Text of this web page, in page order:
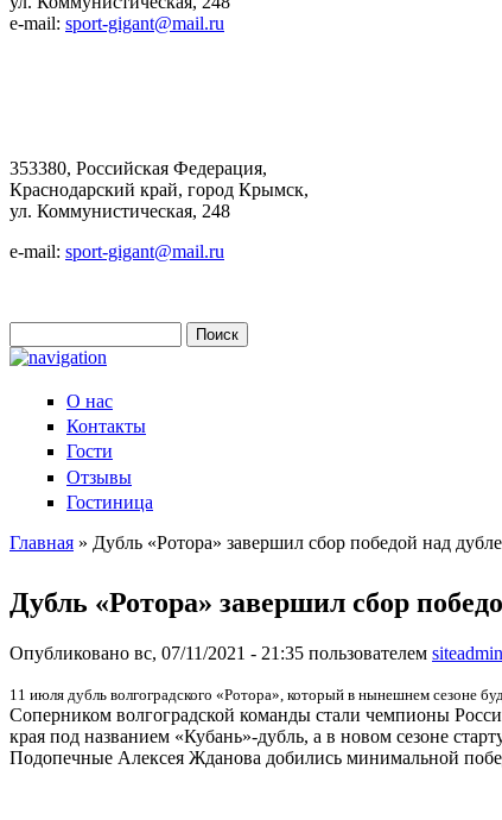
e-mail: sport-gigant@mail.ru
353380, Российская Федерация,
Краснодарский край, город Крымск,
ул. Коммунистическая, 248
e-mail: sport-gigant@mail.ru
Форма поиска
О нас
Контакты
Гости
Отзывы
Гостиница
Главная » Дубль «Ротора» завершил сбор победой над
Дубль «Ротора» завершил сбор
Опубликовано вс, 07/11/2021 - 21:35 пользователем siteadmin
11 июля дубль волгоградского «Ротора», который в нынешнем сезоне
Соперником волгоградской команды стали чемпионы
края под названием «Кубань»-дубль, а в новом сезоне
Подопечные Алексея Жданова добились минимальной